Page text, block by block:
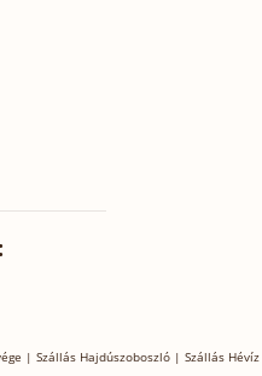
| Szállás Hajdúszoboszló | Szállás Hévíz